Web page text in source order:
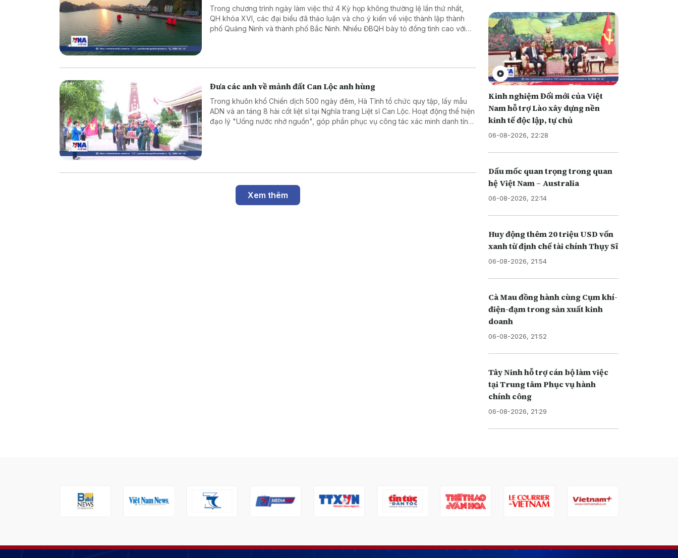
Trong chương trình ngày làm việc thứ 4 Kỳ họp không thường lệ lần thứ nhất,
QH khóa XVI, các đại biểu đã thảo luận và cho ý kiến về việc thành lập thành
phố Quảng Ninh và thành phố Bắc Ninh. Nhiều ĐBQH bày tỏ đồng tình cao với
Đưa các anh về mảnh đất Can Lộc anh hùng
Trong khuôn khổ Chiến dịch 500 ngày đêm, Hà Tĩnh tổ chức quy tập, lấy mẫu
ADN và an táng 8 hài cốt liệt sĩ tại Nghĩa trang Liệt sĩ Can Lộc. Hoạt động thể hiện
đạo lý "Uống nước nhớ nguồn", góp phần phục vụ công tác xác minh danh tính
Xem thêm
Kinh nghiệm Đổi mới của Việt
Nam hỗ trợ Lào xây dựng nền
kinh tế độc lập, tự chủ
06-08-2026, 22:28
Dấu mốc quan trọng trong quan
hệ Việt Nam – Australia
06-08-2026, 22:14
Huy động thêm 20 triệu USD vốn
xanh từ định chế tài chính Thụy Sĩ
06-08-2026, 21:54
Cà Mau đồng hành cùng Cụm khí-
điện-đạm trong sản xuất kinh
doanh
06-08-2026, 21:52
Tây Ninh hỗ trợ cán bộ làm việc
tại Trung tâm Phục vụ hành
chính công
06-08-2026, 21:29